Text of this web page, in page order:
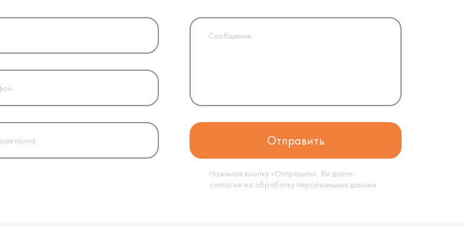
Нажимая кнопку «Отправить», Вы даете
согласие на обработку персональных данных